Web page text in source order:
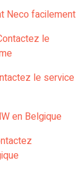
Neco facilement
le
le service
en Belgique